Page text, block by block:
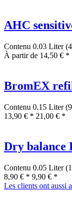
AHC
Contenu 0.03 Liter
À partir de 14,50 € *
BromEX
Contenu 0.15 Liter
13,90 € * 21,00 € *
Dry balance
Contenu 0.05 Liter
8,90 € * 9,90 € *
Les clients ont aussi